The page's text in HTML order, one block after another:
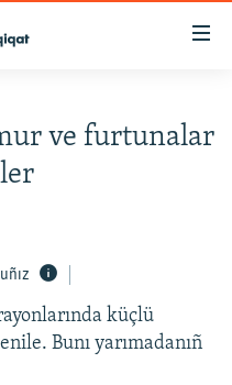
ve furtunalar
küçlü
Bunı yarımadanıñ